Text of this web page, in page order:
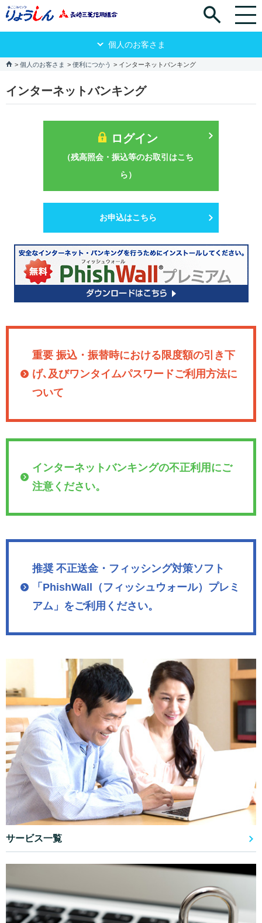
個人のお客さま
個人のお客さま 便利につかう インターネットバンキング
インターネットバンキング
ログイン
（残高照会・振込等のお取引はこち
ら）
お申込はこちら
重要 振込・振替時における限度額の引き下
げ､及びワンタイムパスワードご利用方法に
ついて
インターネットバンキングの不正利用にご
注意ください。
推奨 不正送金・フィッシング対策ソフト
「PhishWall（フィッシュウォール）プレミ
アム」をご利用ください。
サービス一覧